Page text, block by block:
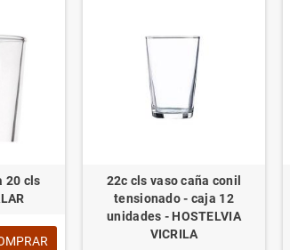
20 cls
22c cls vaso caña conil
tensionado - caja 12
unidades - HOSTELVIA
VICRILA